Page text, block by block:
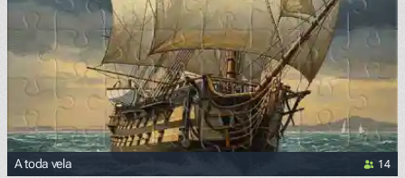
A toda vela 14